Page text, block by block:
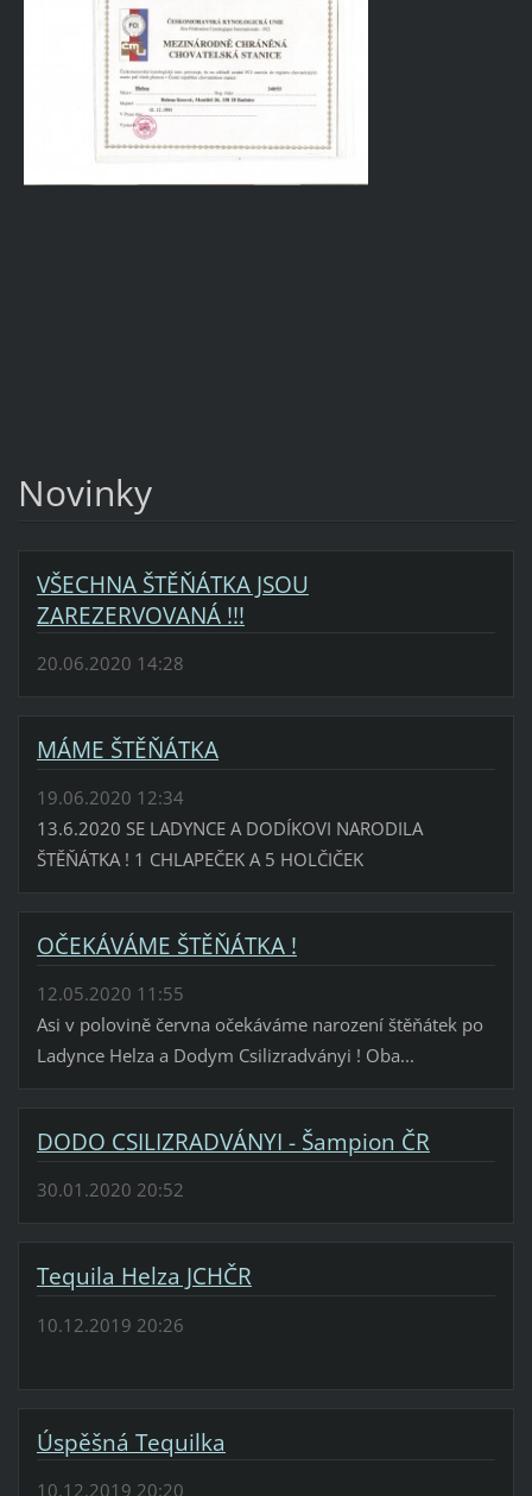
Novinky
VŠECHNA ŠTĚŇÁTKA JSOU
ZAREZERVOVANÁ !!!
20.06.2020 14:28
MÁME ŠTĚŇÁTKA
19.06.2020 12:34
13.6.2020 SE LADYNCE A DODÍKOVI NARODILA
ŠTĚŇÁTKA ! 1 CHLAPEČEK A 5 HOLČIČEK
OČEKÁVÁME ŠTĚŇÁTKA !
12.05.2020 11:55
Asi v polovině června očekáváme narození štěňátek po
Ladynce Helza a Dodym Csilizradványi ! Oba...
DODO CSILIZRADVÁNYI - Šampion ČR
30.01.2020 20:52
Tequila Helza JCHČR
10.12.2019 20:26
Úspěšná Tequilka
10.12.2019 20:20